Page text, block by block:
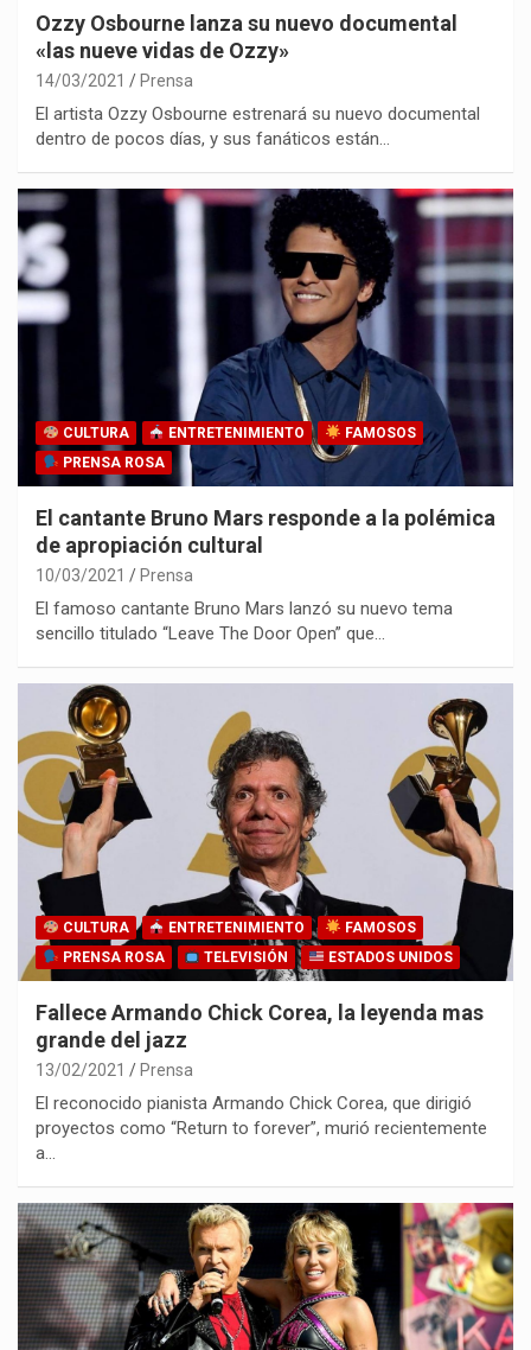
Ozzy Osbourne lanza su nuevo documental
«las nueve vidas de Ozzy»
14/03/2021 Prensa
El artista Ozzy Osbourne estrenará su nuevo documental
dentro de pocos días, y sus fanáticos están…
CULTURA ENTRETENIMIENTO
FAMOSOS
PRENSA ROSA
El cantante Bruno Mars responde a la polémica
de apropiación cultural
10/03/2021 Prensa
El famoso cantante Bruno Mars lanzó su nuevo tema
sencillo titulado “Leave The Door Open” que…
CULTURA ENTRETENIMIENTO
FAMOSOS
PRENSA ROSA
TELEVISIÓN ESTADOS UNIDOS
Fallece Armando Chick Corea, la leyenda mas
grande del jazz
13/02/2021 Prensa
El reconocido pianista Armando Chick Corea, que dirigió
proyectos como “Return to forever”, murió recientemente
a…